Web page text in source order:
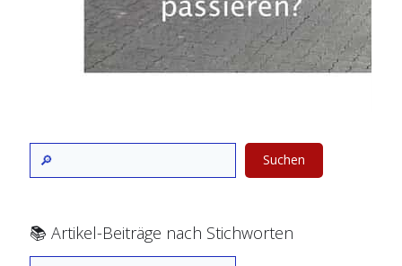
Suchen
📚 Artikel-Beiträge nach Stichworten